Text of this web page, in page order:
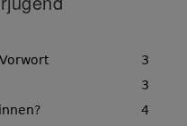
3
3
4